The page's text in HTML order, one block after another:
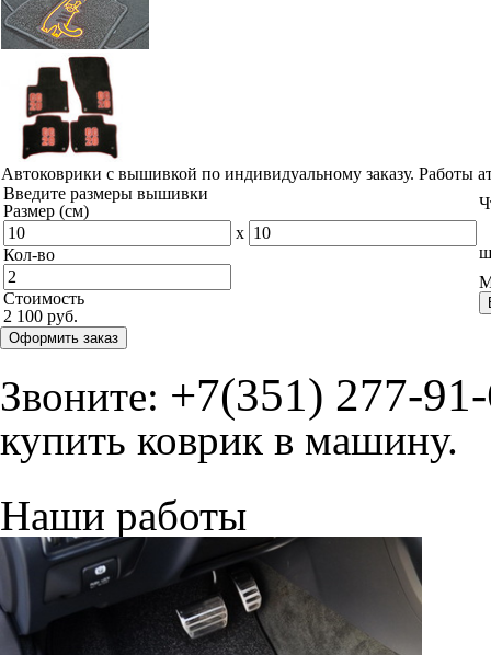
Автоковрики с вышивкой по индивидуальному заказу. Работы
Введите размеры вышивки
Размер (см)
x
Кол-во
Стоимость
2 100 руб.
Оформить заказ
Звоните: +7(351) 277-
купить коврик в машину.
Наши работы